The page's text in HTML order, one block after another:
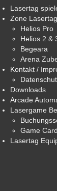
Lasertag
Zone Lasertag
Helios Pro
Helios 2 &
Begeara
Arena
Kontakt /
Downloads
Arcade
Lasergame
Game
Lasertag